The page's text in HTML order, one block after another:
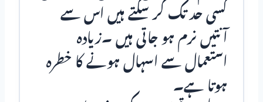
کسی حد تک کر سکتے ہیں اس سے
آنتیں نرم ہو جاتی ہیں ۔زیادہ
استعمال سے اسہال ہونے کا خطرہ
ہوتا ہے۔